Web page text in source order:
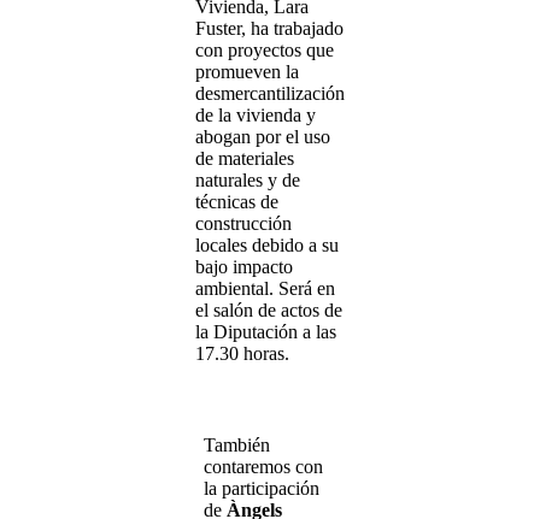
Vivienda, Lara
Fuster, ha trabajado
con proyectos que
promueven la
desmercantilización
de la vivienda y
abogan por el uso
de materiales
naturales y de
técnicas de
construcción
locales debido a su
bajo impacto
ambiental. Será en
el salón de actos de
la Diputación a las
17.30 horas.
También
contaremos con
la participación
de Àngels